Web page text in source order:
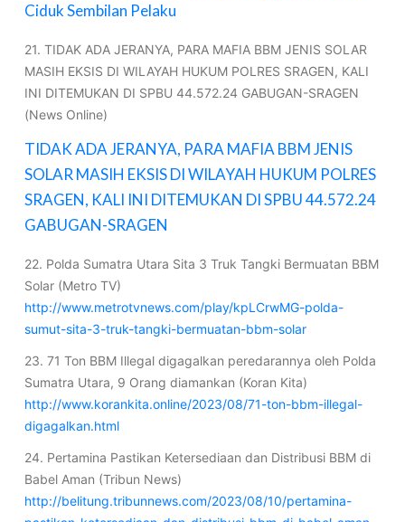
Ciduk Sembilan Pelaku
21. TIDAK ADA JERANYA, PARA MAFIA BBM JENIS SOLAR
MASIH EKSIS DI WILAYAH HUKUM POLRES SRAGEN, KALI
INI DITEMUKAN DI SPBU 44.572.24 GABUGAN-SRAGEN
(News Online)
TIDAK ADA JERANYA, PARA MAFIA BBM JENIS
SOLAR MASIH EKSIS DI WILAYAH HUKUM POLRES
SRAGEN, KALI INI DITEMUKAN DI SPBU 44.572.24
GABUGAN-SRAGEN
22. Polda Sumatra Utara Sita 3 Truk Tangki Bermuatan BBM
Solar (Metro TV)
http://www.metrotvnews.com/play/kpLCrwMG-polda-
sumut-sita-3-truk-tangki-bermuatan-bbm-solar
23. 71 Ton BBM Illegal digagalkan peredarannya oleh Polda
Sumatra Utara, 9 Orang diamankan (Koran Kita)
http://www.korankita.online/2023/08/71-ton-bbm-illegal-
digagalkan.html
24. Pertamina Pastikan Ketersediaan dan Distribusi BBM di
Babel Aman (Tribun News)
http://belitung.tribunnews.com/2023/08/10/pertamina-